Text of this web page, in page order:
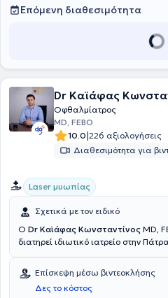
Επόμενη διαθεσιμότητα
Dr Καϊάφας
Οφθαλμίατρος
MD, FEBO
10.0|226 αξιολογήσεις
Διαθεσιμότητα για
Laser μυωπίας
Σχετικά με τον ειδικό
Ο Dr Καϊάφας Κωνσταντίνος MD,
διατηρεί ιδιωτικό ιατρείο στην
Οφθαλμολογία, στην
ένα από τα μεγαλύτερα
Βόρεια Ρηνανία-Βεστφαλία.
Επίσκεψη μέσω βιντεοκλήσης
Δες το κόστος